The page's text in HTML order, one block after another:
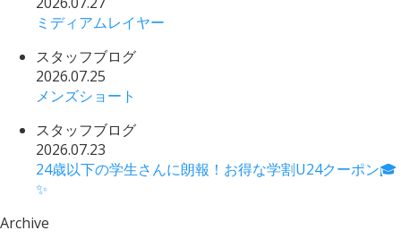
ミディアムレイヤー
スタッフブログ
2026.07.25
メンズショート
スタッフブログ
2026.07.23
24歳以下の学生さんに朗報！お得な学割U24クーポン🎓
✨
Archive